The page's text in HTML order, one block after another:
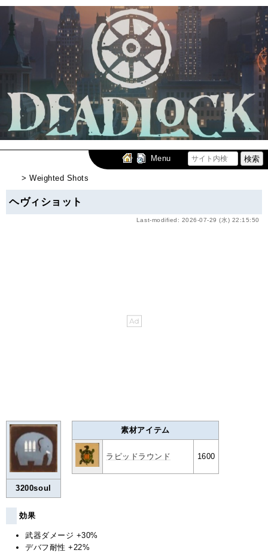
Menu
> Weighted Shots
ヘヴィショット
Last-modified: 2026-07-29 (水) 22:15:50
3200soul
素材アイテム
ラピッドラウンド 1600
効果
武器ダメージ +30%
デバフ耐性 +22%